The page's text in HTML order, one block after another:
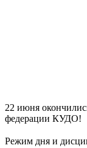
22 июня
федерации КУДО!
Режим дня и